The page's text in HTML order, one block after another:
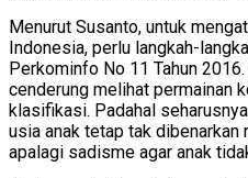
Menurut Susanto, untuk
Indonesia, perlu langkah-
Perkominfo No 11 Tahun
cenderung melihat permainan
klasifikasi. Padahal
usia anak tetap tak
apalagi sadisme agar anak